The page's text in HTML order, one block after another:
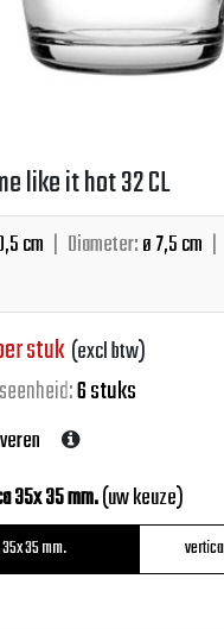
like it hot 32 CL
cm | Diameter:ø 7,5 cm |
stuk (excl btw)
6 stuks
35x 35 mm.(uw keuze)
35 mm.